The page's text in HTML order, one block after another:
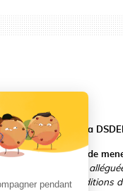
été acceptée par la
aura obligation de
sont les raisons
santé et les conditions